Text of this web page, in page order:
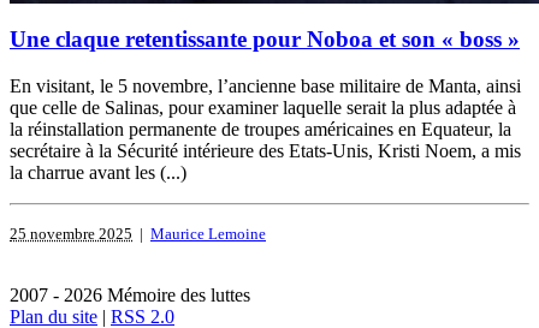
Une claque retentissante pour Noboa et son « boss »
En visitant, le 5 novembre, l’ancienne base militaire de Manta, ainsi
que celle de Salinas, pour examiner laquelle serait la plus adaptée à
la réinstallation permanente de troupes américaines en Equateur, la
secrétaire à la Sécurité intérieure des Etats-Unis, Kristi Noem, a mis
la charrue avant les (...)
25 novembre 2025 | Maurice Lemoine
2007 - 2026 Mémoire des luttes
Plan du site | RSS 2.0